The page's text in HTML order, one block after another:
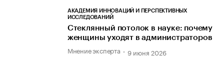
АКАДЕМИЯ ИННОВАЦИЙ И ПЕРСПЕКТИВНЫХ
ИССЛЕДОВАНИЙ
Стеклянный потолок в науке: почему
женщины уходят в администраторов
Мнение эксперта 9 июня 2026